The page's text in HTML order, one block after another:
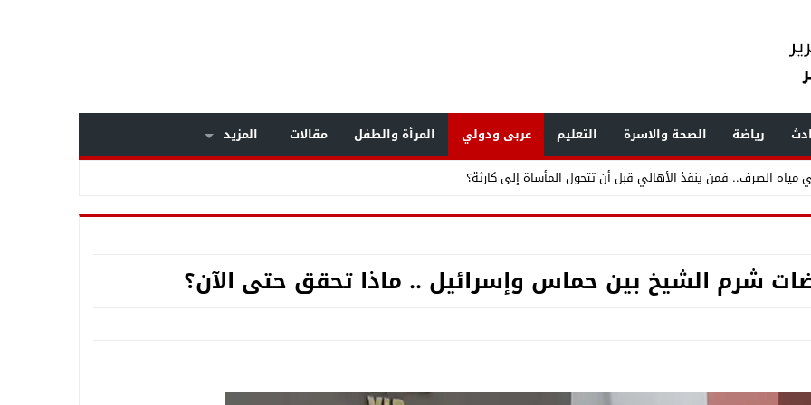
رياضة الصحة والاسرة التعليم عربى ودولي المرأة والطفل مقالات
المزيد
ومخازن الخردة ويرصد مخالفات بناء وإشغالات بالهرم والعمرانية
يضع طرابزون سبور تحت أنظار العالم
شرم الشيخ بين حماس وإسرائيل .. ماذا تحقق حتى الآن؟